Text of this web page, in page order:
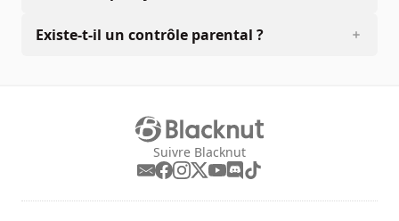
Existe-t-il un contrôle parental ?
Suivre Blacknut